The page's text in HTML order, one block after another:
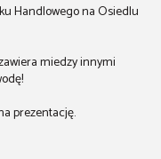
Handlowego na Osiedlu
miedzy innymi
prezentację.